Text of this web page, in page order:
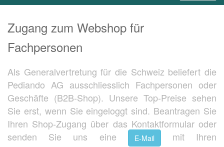
Zugang zum Webshop für
Fachpersonen
Als Generalvertretung für die Schweiz beliefert die
Pediando AG ausschliesslich Fachpersonen oder
Geschäfte (B2B-Shop). Unsere Top-Preise sehen
Sie erst, wenn Sie eingeloggt sind. Beantragen Sie
Ihren Shop-Zugang über das Kontaktformular oder
senden Sie uns eine
E-Mail
mit Ihren